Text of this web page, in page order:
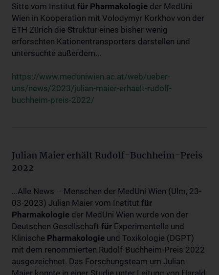
Sitte vom Institut für Pharmakologie der MedUni
Wien in Kooperation mit Volodymyr Korkhov von der
ETH Zürich die Struktur eines bisher wenig
erforschten Kationentransporters darstellen und
untersuchte außerdem...
https://www.meduniwien.ac.at/web/ueber-
uns/news/2023/julian-maier-erhaelt-rudolf-
buchheim-preis-2022/
Julian Maier erhält Rudolf-Buchheim-Preis
2022
...Alle News – Menschen der MedUni Wien (Ulm, 23-
03-2023) Julian Maier vom Institut für
Pharmakologie der MedUni Wien wurde von der
Deutschen Gesellschaft für Experimentelle und
Klinische Pharmakologie und Toxikologie (DGPT)
mit dem renommierten Rudolf-Buchheim-Preis 2022
ausgezeichnet. Das Forschungsteam um Julian
Maier konnte in einer Studie unter Leitung von Harald